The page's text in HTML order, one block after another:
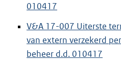
010417
V&A 17-007 Uiterste
van extern verzekerd
beheer d.d. 010417